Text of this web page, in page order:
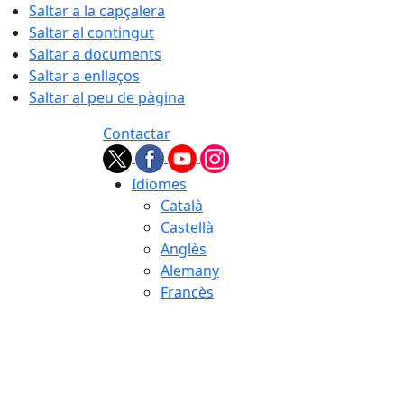
Saltar a la capçalera
Saltar al contingut
Saltar a documents
Saltar a enllaços
Saltar al peu de pàgina
Contactar
Idiomes
Català
Castellà
Anglès
Alemany
Francès